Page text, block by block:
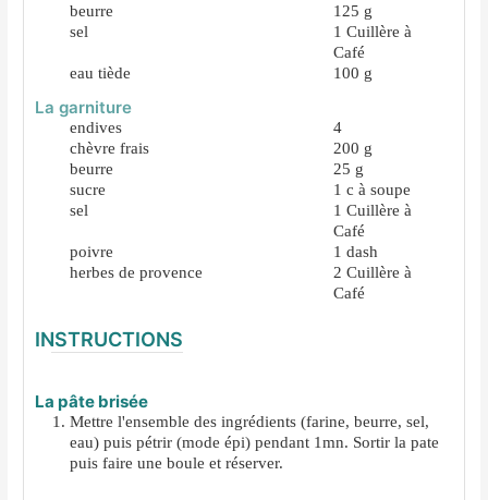
beurre
125 g
sel
1 Cuillère à
Café
eau tiède
100 g
La garniture
endives
4
chèvre frais
200 g
beurre
25 g
sucre
1 c à soupe
sel
1 Cuillère à
Café
poivre
1 dash
herbes de provence
2 Cuillère à
Café
INSTRUCTIONS
La pâte brisée
Mettre l'ensemble des ingrédients (farine, beurre, sel,
eau) puis pétrir (mode épi) pendant 1mn. Sortir la pate
puis faire une boule et réserver.